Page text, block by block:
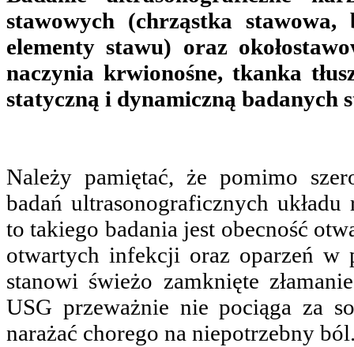
stawowych (chrząstka
elementy stawu) oraz
naczynia krwionośne, tkanka
statyczną i dynamiczną badanych
Należy pamiętać, że pomimo
badań ultrasonograficznych
to takiego badania jest obecność
otwartych infekcji oraz oparzeń w
stanowi świeżo zamknięte
USG przeważnie nie pociąga za
narażać chorego na niepotrzebny